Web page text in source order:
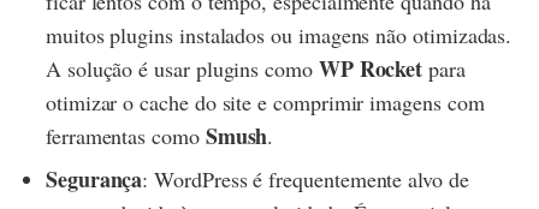
muitos plugins instalados ou imagens não otimizadas.
A solução é usar plugins como WP Rocket para
otimizar o cache do site e comprimir imagens com
ferramentas como Smush.
Segurança: WordPress é frequentemente alvo de